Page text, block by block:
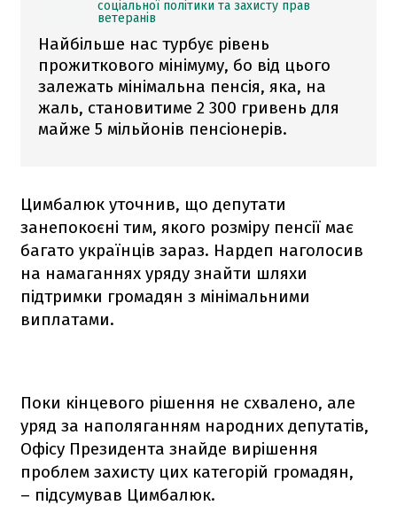
соціальної політики та захисту прав
ветеранів
Найбільше нас турбує рівень
прожиткового мінімуму, бо від цього
залежать мінімальна пенсія, яка, на
жаль, становитиме 2 300 гривень для
майже 5 мільйонів пенсіонерів.
Цимбалюк уточнив, що депутати
занепокоєні тим, якого розміру пенсії має
багато українців зараз. Нардеп наголосив
на намаганнях уряду знайти шляхи
підтримки громадян з мінімальними
виплатами.
Поки кінцевого рішення не схвалено, але
уряд за наполяганням народних депутатів,
Офісу Президента знайде вирішення
проблем захисту цих категорій громадян,
– підсумував Цимбалюк.